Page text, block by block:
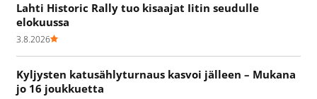
Lahti Historic Rally tuo kisaajat Iitin seudulle
elokuussa
3.8.2026
Kyljysten katusählyturnaus kasvoi jälleen – Mukana
jo 16 joukkuetta